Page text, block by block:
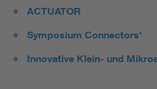
ACTUATOR
Symposium Connectors'
Innovative Klein- und